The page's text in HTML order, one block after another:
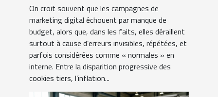
On croit souvent que les campagnes de
marketing digital échouent par manque de
budget, alors que, dans les faits, elles déraillent
surtout à cause d’erreurs invisibles, répétées, et
parfois considérées comme « normales » en
interne. Entre la disparition progressive des
cookies tiers, l’inflation...